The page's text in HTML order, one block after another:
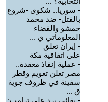
- سوريا.. شكوى -شروع
بالقتل- ضد محمد
حمشو والقضاء
المعلوماتي ي ...
- إيران تعلق
على اتفاقية مكة
- عملية إنقاذ معقدة..
مصر تعلن تعويم وقطر
سفينة في ظروف جوية
ق ...
- بقائي يرد على ترامب: